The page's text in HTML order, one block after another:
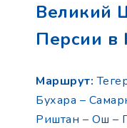
Великий
Персии в
Маршрут:
Бухара –
Риштан – Ош –